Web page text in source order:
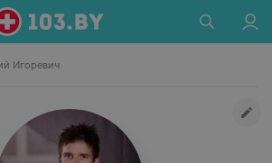
Игоревич